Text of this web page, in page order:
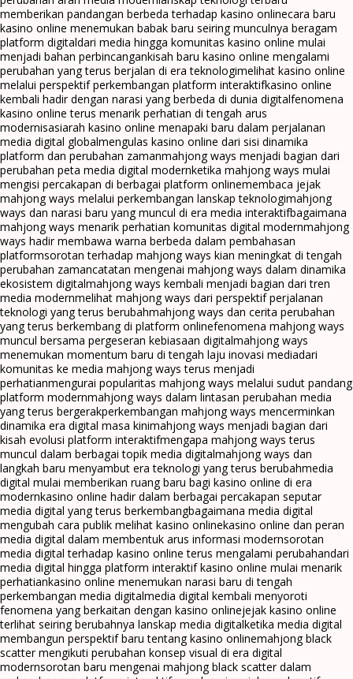
memberikan pandangan berbeda terhadap kasino onlinecara baru
kasino online menemukan babak baru seiring munculnya beragam
platform digitaldari media hingga komunitas kasino online mulai
menjadi bahan perbincangankisah baru kasino online mengalami
perubahan yang terus berjalan di era teknologimelihat kasino online
melalui perspektif perkembangan platform interaktifkasino online
kembali hadir dengan narasi yang berbeda di dunia digitalfenomena
kasino online terus menarik perhatian di tengah arus
modernisasiarah kasino online menapaki baru dalam perjalanan
media digital globalmengulas kasino online dari sisi dinamika
platform dan perubahan zamanmahjong ways menjadi bagian dari
perubahan peta media digital modernketika mahjong ways mulai
mengisi percakapan di berbagai platform onlinemembaca jejak
mahjong ways melalui perkembangan lanskap teknologimahjong
ways dan narasi baru yang muncul di era media interaktifbagaimana
mahjong ways menarik perhatian komunitas digital modernmahjong
ways hadir membawa warna berbeda dalam pembahasan
platformsorotan terhadap mahjong ways kian meningkat di tengah
perubahan zamancatatan mengenai mahjong ways dalam dinamika
ekosistem digitalmahjong ways kembali menjadi bagian dari tren
media modernmelihat mahjong ways dari perspektif perjalanan
teknologi yang terus berubahmahjong ways dan cerita perubahan
yang terus berkembang di platform onlinefenomena mahjong ways
muncul bersama pergeseran kebiasaan digitalmahjong ways
menemukan momentum baru di tengah laju inovasi mediadari
komunitas ke media mahjong ways terus menjadi
perhatianmengurai popularitas mahjong ways melalui sudut pandang
platform modernmahjong ways dalam lintasan perubahan media
yang terus bergerakperkembangan mahjong ways mencerminkan
dinamika era digital masa kinimahjong ways menjadi bagian dari
kisah evolusi platform interaktifmengapa mahjong ways terus
muncul dalam berbagai topik media digitalmahjong ways dan
langkah baru menyambut era teknologi yang terus berubahmedia
digital mulai memberikan ruang baru bagi kasino online di era
modernkasino online hadir dalam berbagai percakapan seputar
media digital yang terus berkembangbagaimana media digital
mengubah cara publik melihat kasino onlinekasino online dan peran
media digital dalam membentuk arus informasi modernsorotan
media digital terhadap kasino online terus mengalami perubahandari
media digital hingga platform interaktif kasino online mulai menarik
perhatiankasino online menemukan narasi baru di tengah
perkembangan media digitalmedia digital kembali menyoroti
fenomena yang berkaitan dengan kasino onlinejejak kasino online
terlihat seiring berubahnya lanskap media digitalketika media digital
membangun perspektif baru tentang kasino onlinemahjong black
scatter mengikuti perubahan konsep visual di era digital
modernsorotan baru mengenai mahjong black scatter dalam